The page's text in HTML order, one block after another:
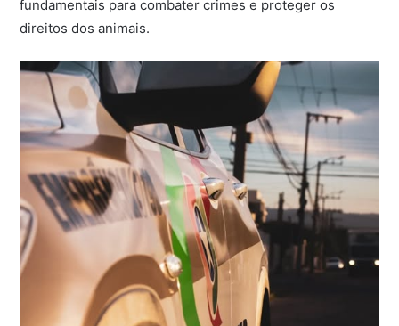
fundamentais para combater crimes e proteger os
direitos dos animais.